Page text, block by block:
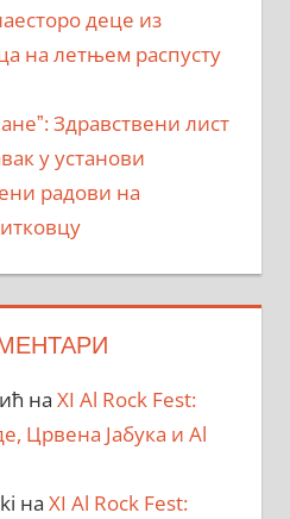
деце из
на летњем распусту
Здравствени лист
у установи
радови на
на XI Al Rock Fest:
Црвена Јабука и Al
на XI Al Rock Fest: